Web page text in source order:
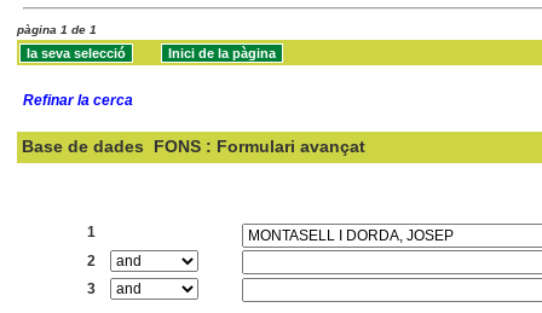
pàgina 1 de 1
Refinar la cerca
Base de dades FONS : Formulari avançat
1
2
3